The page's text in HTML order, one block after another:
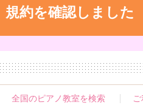
全国のピアノ教室を検索